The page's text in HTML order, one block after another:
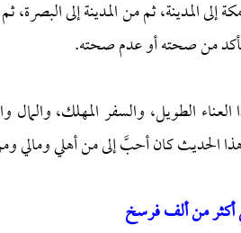
إلى المدينة، ثم من المدينة إلى
من صحته أو عدم صحته.
الطويل، والسفر المهلك،
الحديث كان أحبَّ إلى من أهلي ومالي
أكثر من ألف فرسخ